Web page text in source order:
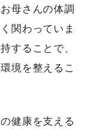
母さんの体調
関わっていま
することで、
境を整えるこ
健康を支える